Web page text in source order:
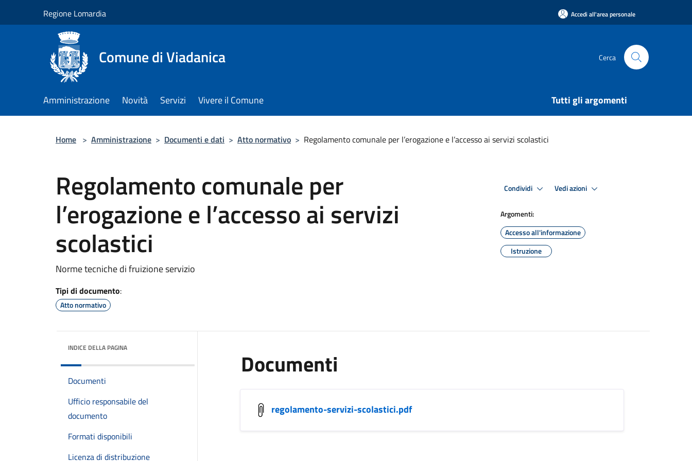
Regione Lomardia Accedi all'area personale
Comune di Viadanica Cerca
Amministrazione Novità Servizi Vivere il Comune Tutti gli argomenti
Home > Amministrazione > Documenti e dati > Atto normativo > Regolamento comunale per l’erogazione e l’accesso ai servizi scolastici
Regolamento comunale per
l’erogazione e l’accesso ai servizi
scolastici
Norme tecniche di fruizione servizio
Tipi di documento:
Atto normativo
Condividi Vedi azioni
Argomenti:
Accesso all'informazione
Istruzione
INDICE DELLA PAGINA
Documenti
Ufficio responsabile del
documento
Formati disponibili
Licenza di distribuzione
Documenti
regolamento-servizi-scolastici.pdf